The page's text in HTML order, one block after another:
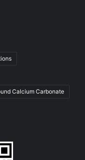
Calcium Carbonate